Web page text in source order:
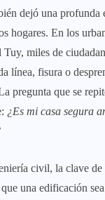
dejó una profunda
hogares. En los
Tuy, miles de
línea, fisura o
pregunta que se
¿Es mi casa segura
civil, la clave
una edificación